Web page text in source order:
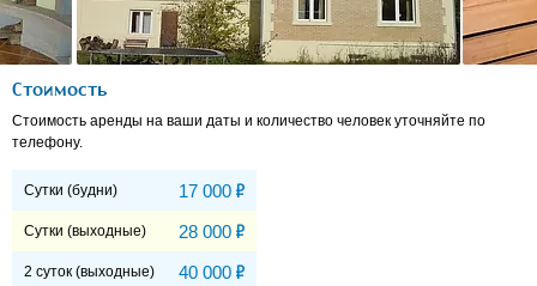
Стоимость
Стоимость аренды на ваши даты и количество человек уточняйте по
телефону.
Сутки (будни) 17 000 Р
Сутки (выходные) 28 000 Р
2 суток (выходные) 40 000 Р